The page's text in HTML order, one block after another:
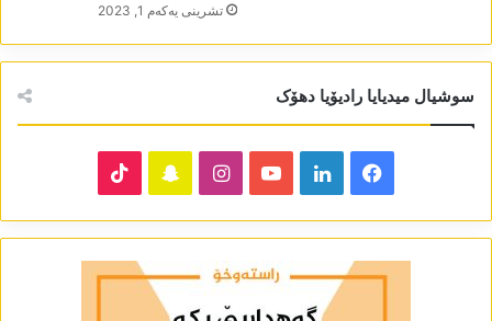
تشرینی یه‌كه‌م 1, 2023
سوشیال میدیایا رادیۆیا دھۆک
Facebook
LinkedIn
YouTube
Instagram
Snapchat